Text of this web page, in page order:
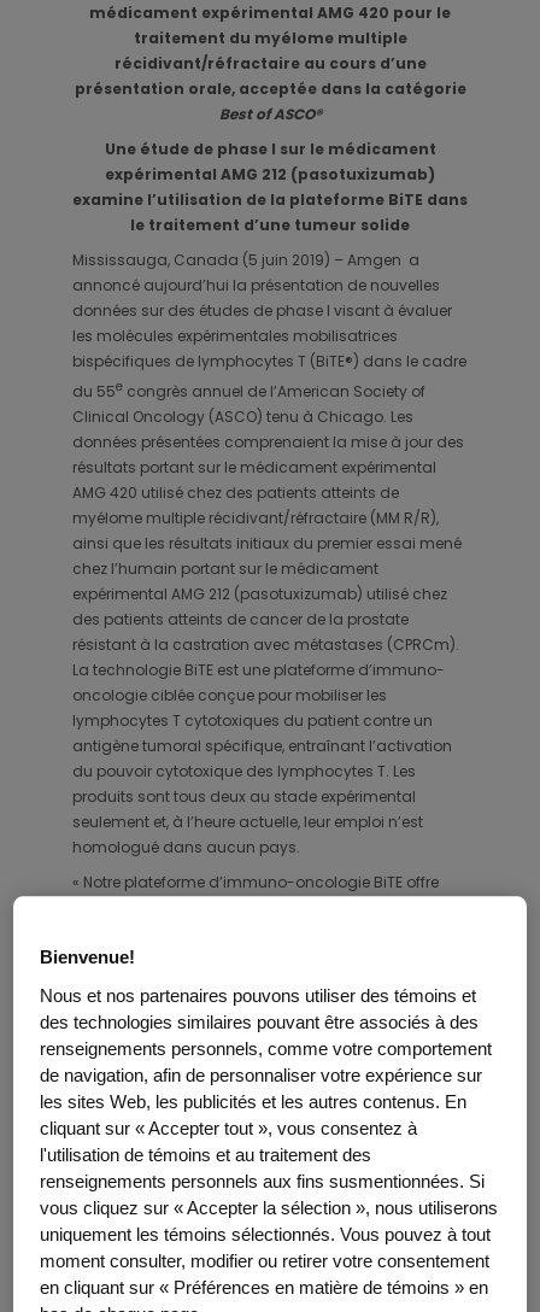
médicament expérimental AMG 420 pour le
traitement du myélome multiple
récidivant/réfractaire au cours d’une
présentation orale, acceptée dans la catégorie
Best of ASCO®
Une étude de phase I sur le médicament
expérimental AMG 212 (pasotuxizumab)
examine l’utilisation de la plateforme BiTE dans
le traitement d’une tumeur solide
Mississauga, Canada (5 juin 2019) – Amgen a
annoncé aujourd’hui la présentation de nouvelles
données sur des études de phase I visant à évaluer
les molécules expérimentales mobilisatrices
bispécifiques de lymphocytes T (BiTE®) dans le cadre
du 55e congrès annuel de l’American Society of
Clinical Oncology (ASCO) tenu à Chicago. Les
données présentées comprenaient la mise à jour des
résultats portant sur le médicament expérimental
AMG 420 utilisé chez des patients atteints de
myélome multiple récidivant/réfractaire (MM R/R),
ainsi que les résultats initiaux du premier essai mené
chez l’humain portant sur le médicament
expérimental AMG 212 (pasotuxizumab) utilisé chez
des patients atteints de cancer de la prostate
résistant à la castration avec métastases (CPRCm).
La technologie BiTE est une plateforme d’immuno-
oncologie ciblée conçue pour mobiliser les
lymphocytes T cytotoxiques du patient contre un
antigène tumoral spécifique, entraînant l’activation
du pouvoir cytotoxique des lymphocytes T. Les
produits sont tous deux au stade expérimental
seulement et, à l’heure actuelle, leur emploi n’est
homologué dans aucun pays.
« Notre plateforme d’immuno-oncologie BiTE offre
associés aux tumeurs, explique le D
vice-président directeur de la Recherche et du
développement chez Amgen. En tant que chef de file
de la mise au point de traitements immuno-
oncologiques, Amgen continue d’étudier et de faire
évoluer plus d’une douzaine de molécules
mobilisatrices bispécifiques de lymphocytes T (BiTE)
pour le traitement d’une vaste gamme de cancers
hématologiques et de tumeurs solides. Les données
présentées lors du congrès annuel de l’ASCO
appuient le potentiel que revêt la technologie BiTE
dans la prise en charge de cancers difficiles à traiter
tels que le myélome multiple et le cancer de la
prostate. »
Bienvenue!
Nous et nos partenaires pouvons utiliser des témoins et
des technologies similaires pouvant être associés à des
renseignements personnels, comme votre comportement
de navigation, afin de personnaliser votre expérience sur
les sites Web, les publicités et les autres contenus. En
cliquant sur « Accepter tout », vous consentez à
l'utilisation de témoins et au traitement des
renseignements personnels aux fins susmentionnées. Si
vous cliquez sur « Accepter la sélection », nous utiliserons
uniquement les témoins sélectionnés. Vous pouvez à tout
moment consulter, modifier ou retirer votre consentement
en cliquant sur « Préférences en matière de témoins » en